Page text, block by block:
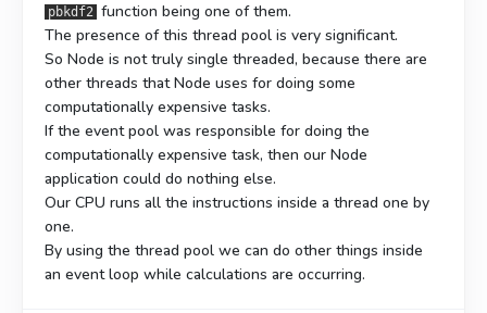
pbkdf2 function being one of them.
The presence of this thread pool is very significant.
So Node is not truly single threaded, because there are
other threads that Node uses for doing some
computationally expensive tasks.
If the event pool was responsible for doing the
computationally expensive task, then our Node
application could do nothing else.
Our CPU runs all the instructions inside a thread one by
one.
By using the thread pool we can do other things inside
an event loop while calculations are occurring.